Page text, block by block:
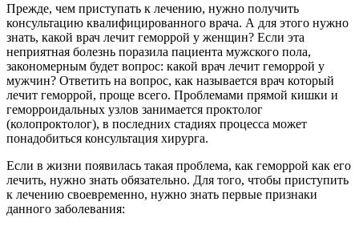
Прежде, чем приступать к лечению, нужно получить
консультацию квалифицированного врача. А для этого нужно
знать, какой врач лечит геморрой у женщин? Если эта
неприятная болезнь поразила пациента мужского пола,
закономерным будет вопрос: какой врач лечит геморрой у
мужчин? Ответить на вопрос, как называется врач который
лечит геморрой, проще всего. Проблемами прямой кишки и
геморроидальных узлов занимается проктолог
(колопроктолог), в последних стадиях процесса может
понадобиться консультация хирурга.
Если в жизни появилась такая проблема, как геморрой как его
лечить, нужно знать обязательно. Для того, чтобы приступить
к лечению своевременно, нужно знать первые признаки
данного заболевания: